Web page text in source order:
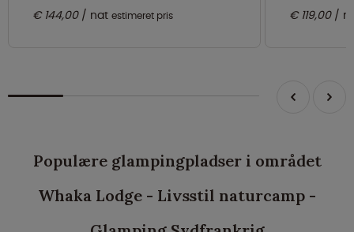
€ 144,00 nat estimeret pris € 119,00
Populære glampingpladser i området
Whaka Lodge - Livsstil naturcamp -